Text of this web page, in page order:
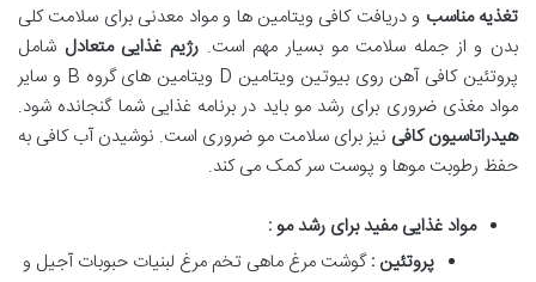
تغذیه مناسب و دریافت کافی ویتامین ها و مواد معدنی برای سلامت کلی
بدن و از جمله سلامت مو بسیار مهم است. رژیم غذایی متعادل شامل
پروتئین کافی آهن روی بیوتین ویتامین D ویتامین های گروه B و سایر
مواد مغذی ضروری برای رشد مو باید در برنامه غذایی شما گنجانده شود.
هیدراتاسیون کافی نیز برای سلامت مو ضروری است. نوشیدن آب کافی به
حفظ رطوبت موها و پوست سر کمک می کند.
مواد غذایی مفید برای رشد مو :
پروتئین :گوشت مرغ ماهی تخم مرغ لبنیات حبوبات آجیل و